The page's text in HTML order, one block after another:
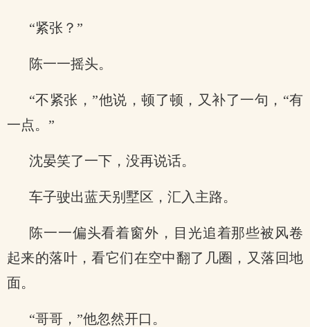
“紧张？”
陈一一摇头。
“不紧张，”他说，顿了顿，又补了一句，“有
一点。”
沈晏笑了一下，没再说话。
车子驶出蓝天别墅区，汇入主路。
陈一一偏头看着窗外，目光追着那些被风卷
起来的落叶，看它们在空中翻了几圈，又落回地
面。
“哥哥，”他忽然开口。